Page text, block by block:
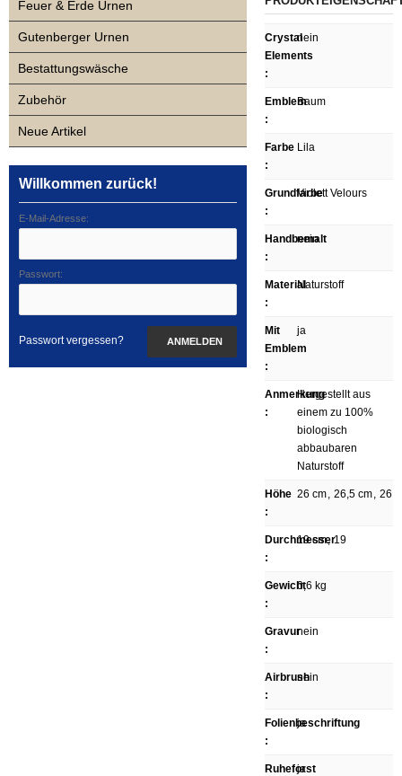
Crystal
Elements
:
nein
Emblem
:
Baum
Farbe
:
Lila
Grundfarbe
:
Violett Velours
Handbemalt
:
nein
Material
:
Naturstoff
Mit
Emblem
:
ja
Anmerkung
:
Hergestellt aus
einem zu 100%
biologisch
abbaubaren
Naturstoff
Höhe
:
26 cm, 26,5 cm, 26
Durchmesser
:
19 cm, 19
Gewicht
:
0,6 kg
Gravur
:
nein
Airbrush
:
nein
Folienbeschriftung
:
ja
Ruheforst
ja
Feuer & Erde Urnen
Gutenberger Urnen
Bestattungswäsche
Zubehör
Neue Artikel
Willkommen zurück!
E-Mail-Adresse:
Passwort:
Passwort vergessen? ANMELDEN